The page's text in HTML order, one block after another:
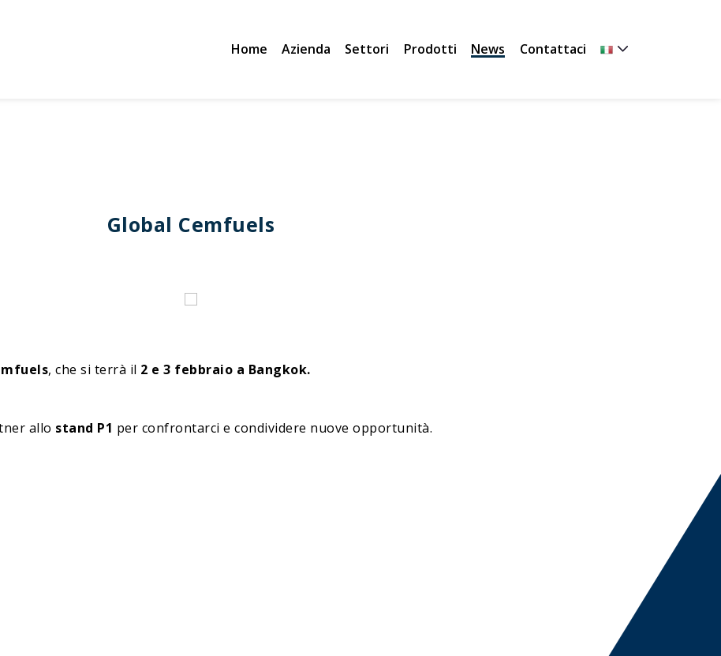
Home Azienda Settori Prodotti News Contattaci
Global Cemfuels
, che si terrà il 2 e 3 febbraio a Bangkok.
allo stand P1 per confrontarci e condividere nuove opportunità.